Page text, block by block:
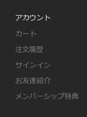
アカウント
カート
注文履歴
サインイン
お友達紹介
メンバーシップ特典